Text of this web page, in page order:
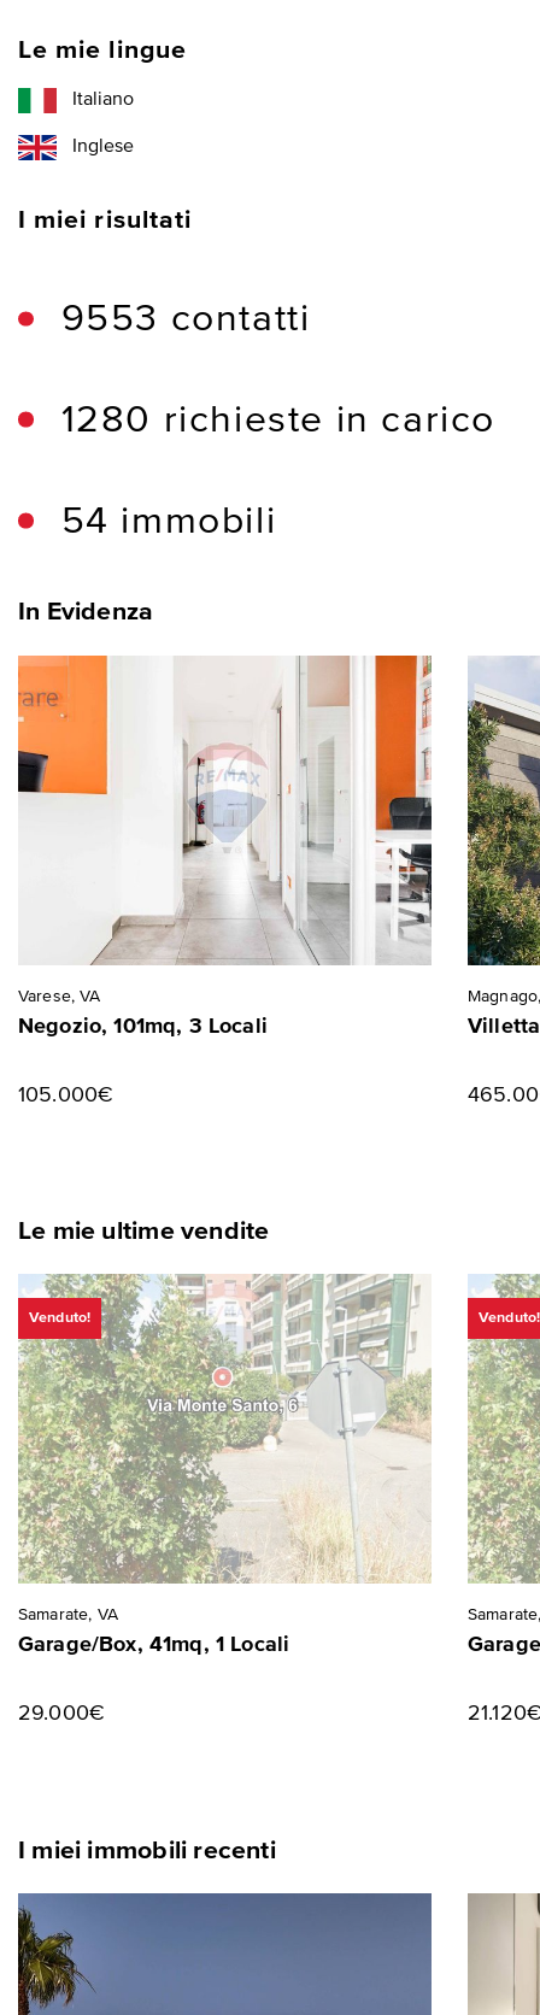
Le mie lingue
Italiano
Inglese
I miei risultati
9553 contatti
1280 richieste in carico
54 immobili
In Evidenza
Varese, VA
Negozio, 101mq, 3 Locali
105.000€
Le mie ultime vendite
Venduto!
Samarate, VA
Garage/Box, 41mq, 1 Locali
29.000€
Venduto!
I miei immobili recenti